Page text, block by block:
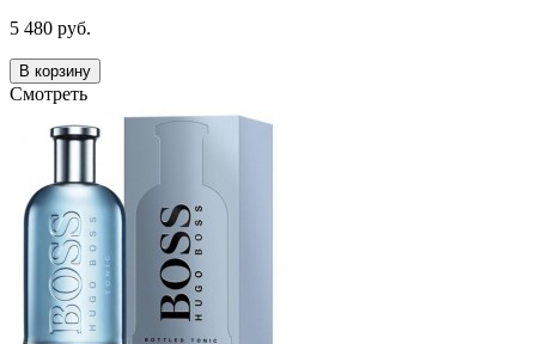
5 480 руб.
В корзину
Смотреть